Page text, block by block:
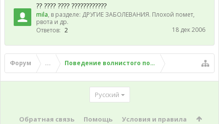
?? ???? ???? ????????????
mila, в разделе: ДРУГИЕ ЗАБОЛЕВАНИЯ. Плохой помет,
рвота и др.
Ответов: 2 18 дек 2006
Форум ... Поведение волнистого попугая
Русский
Обратная связь Помощь Условия и правила